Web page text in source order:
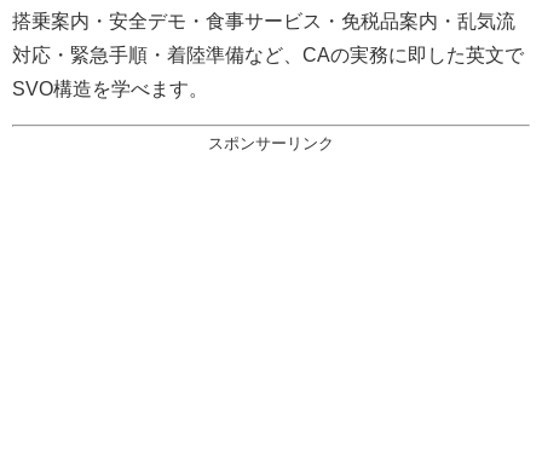
搭乗案内・安全デモ・食事サービス・免税品案内・乱気流
対応・緊急手順・着陸準備など、CAの実務に即した英文で
SVO構造を学べます。
スポンサーリンク